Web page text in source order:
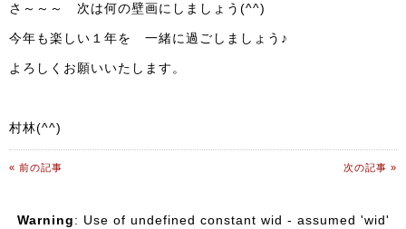
さ～～～ 次は何の壁画にしましょう(^^)
今年も楽しい１年を 一緒に過ごしましょう♪
よろしくお願いいたします。
村林(^^)
« 前の記事 次の記事 »
Warning: Use of undefined constant wid - assumed 'wid'